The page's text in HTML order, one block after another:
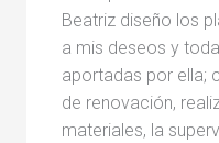
Beatriz diseño los
a mis deseos y
aportadas por ella;
de renovación,
materiales, la